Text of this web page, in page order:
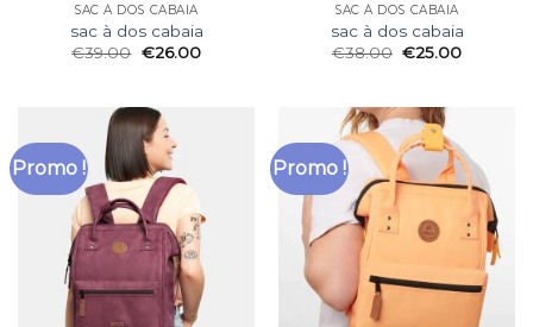
SAC À DOS CABAIA
sac à dos cabaia
€39.00 €26.00
SAC À DOS CABAIA
sac à dos cabaia
€38.00 €25.00
Promo ! Promo !